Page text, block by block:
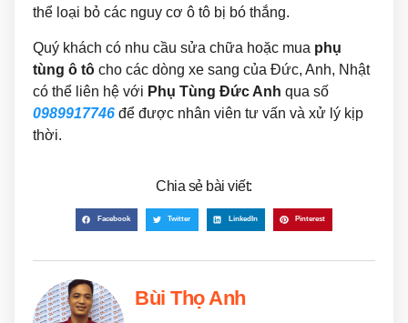
thể loại bỏ các nguy cơ ô tô bị bó thắng.
Quý khách có nhu cầu sửa chữa hoặc mua phụ
tùng ô tô cho các dòng xe sang của Đức, Anh, Nhật
có thể liên hệ với Phụ Tùng Đức Anh qua số
0989917746 để được nhân viên tư vấn và xử lý kịp
thời.
Chia sẻ bài viết:
Facebook Twitter LinkedIn Pinterest
Bùi Thọ Anh